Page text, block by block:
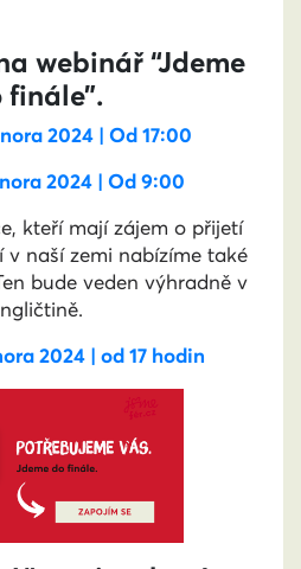
webinář “Jdeme
finále”.
2024 | Od 17:00
2024 | Od 9:00
kteří mají zájem o přijetí
v naší zemi nabízíme také
bude veden výhradně v
2024 | od 17 hodin